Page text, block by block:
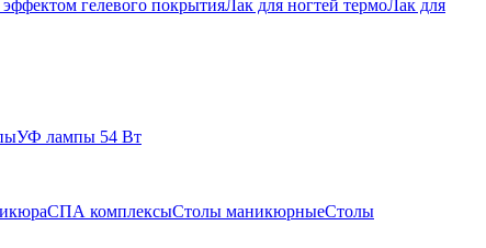
гелевого покрытияЛак для ногтей термоЛак для
УФ лампы 54 Вт
СПА комплексыСтолы маникюрныеСтолы